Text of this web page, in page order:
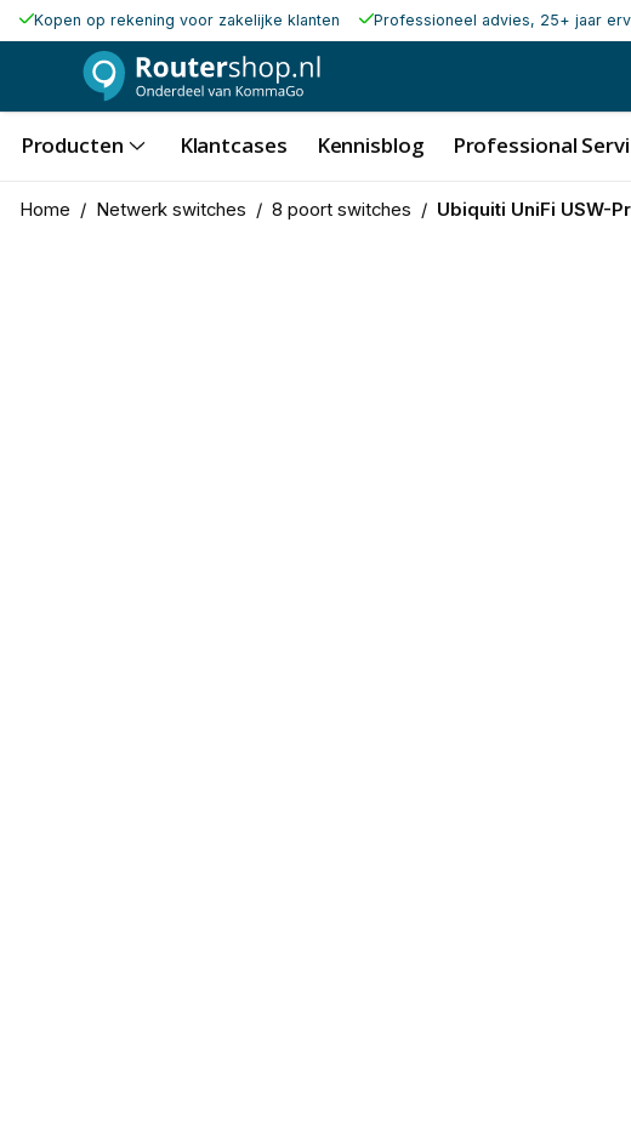
Kopen op rekening voor zakelijke klanten Professioneel advies, 25+ jaar
Producten Klantcases Kennisblog Professional
Home / Netwerk switches / 8 poort switches / Ubiquiti UniFi USW-